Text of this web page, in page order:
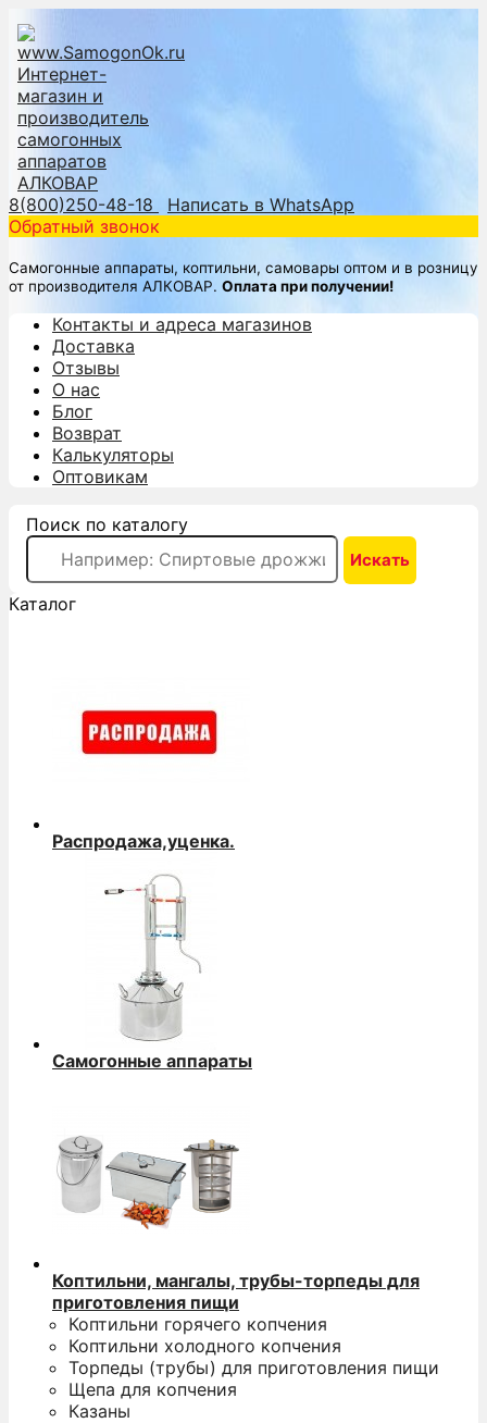
8(800)250-48-18
Написать в WhatsApp
Обратный звонок
Самогонные аппараты, коптильни, самовары оптом и в розницу
от производителя АЛКОВАР. Оплата при получении!
Контакты и адреса магазинов
Доставка
Отзывы
О нас
Блог
Возврат
Калькуляторы
Оптовикам
Поиск по каталогу
Каталог
Распродажа,уценка.
Самогонные аппараты
Коптильни, мангалы, трубы-торпеды для
приготовления пищи
Коптильни горячего копчения
Коптильни холодного копчения
Торпеды (трубы) для приготовления пищи
Щепа для копчения
Казаны